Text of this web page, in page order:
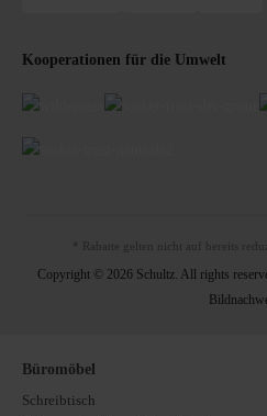
Kooperationen für die Umwelt
* Rabatte gelten nicht auf bereits
Copyright © 2026 Schultz. All rights
Büromöbel
Schreibtisch